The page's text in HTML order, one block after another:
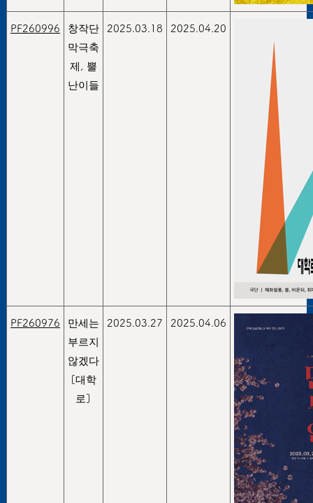
PF260996
창작단
막극축
제, 뿔
난이들
2025.03.18 2025.04.20
PF260976
만세는
부르지
않겠다
[대학
로]
2025.03.27 2025.04.06